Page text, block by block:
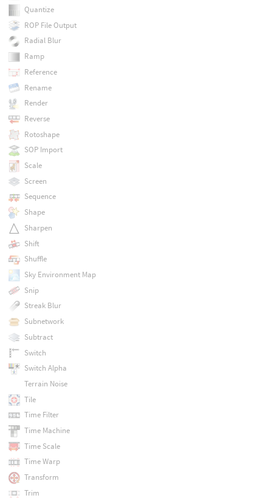
Quantize
ROP File Output
Radial Blur
Ramp
Reference
Rename
Render
Reverse
Rotoshape
SOP Import
Scale
Screen
Sequence
Shape
Sharpen
Shift
Shuffle
Sky Environment Map
Snip
Streak Blur
Subnetwork
Subtract
Switch
Switch Alpha
Terrain Noise
Tile
Time Filter
Time Machine
Time Scale
Time Warp
Transform
Trim